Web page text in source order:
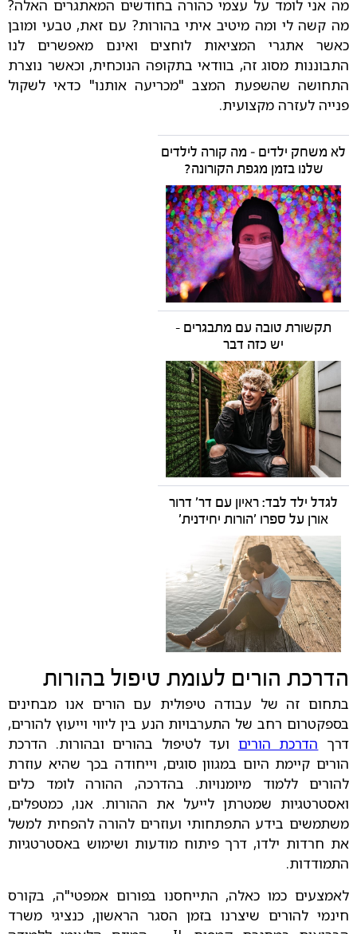
מה אני לומד על עצמי כהורה בחודשים המאתגרים האלה?
מה קשה לי ומה מיטיב איתי בהורות? עם זאת, טבעי ומובן
כאשר אתגרי המציאות לוחצים ואינם מאפשרים לנו
התבוננות מסוג זה, בוודאי בתקופה הנוכחית, וכאשר נוצרת
התחושה שהשפעת המצב "מכריעה אותנו" כדאי לשקול
פנייה לעזרה מקצועית.
לא משחק ילדים – מה קורה לילדים
שלנו בזמן מגפת הקורונה?
תקשורת טובה עם מתבגרים -
יש כזה דבר
לגדל ילד לבד: ראיון עם דר' דרור
אורן על ספרו 'הורות יחידנית'
הדרכת הורים לעומת טיפול בהורות
בתחום זה של עבודה טיפולית עם הורים אנו מבחינים
בספקטרום רחב של התערבויות הנע בין ליווי וייעוץ להורים,
דרך הדרכת הורים ועד לטיפול בהורים ובהורות. הדרכת
הורים קיימת היום במגוון סוגים, וייחודה בכך שהיא עוזרת
להורים ללמוד מיומנויות. בהדרכה, ההורה לומד כלים
ואסטרטגיות שמטרתן לייעל את ההורות. אנו, כמטפלים,
משתמשים בידע התפתחותי ועוזרים להורה להפחית למשל
את חרדות ילדו, דרך פיתוח מודעות ושימוש באסטרטגיות
התמודדות.
לאמצעים כמו כאלה, התייחסנו בפורום אמפטי"ה, בקורס
חינמי להורים שיצרנו בזמן הסגר הראשון, כנציגי משרד